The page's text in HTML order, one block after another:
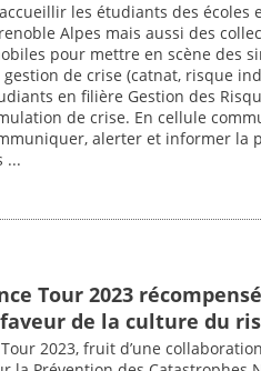
les étudiants des écoles
Alpes mais aussi des
pour mettre en scène des
de crise (catnat, risque
en filière Gestion des
de crise. En cellule
alerter et informer la
...
Tour 2023
de la culture du
2023, fruit d’une